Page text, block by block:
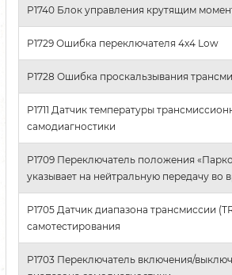
P1740 Блок управления крутящим
P1729 Ошибка переключателя 4x4 Low
P1728 Ошибка проскальзывания
P1711 Датчик температуры
самодиагностики
P1709 Переключатель положения
указывает на нейтральную передачу во
P1705 Датчик диапазона трансмиссии
самотестирования
P1703 Переключатель включения/